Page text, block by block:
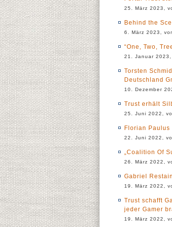
25. März 2023,
Behind the
6. März 2023,
“One, Two,
21. Januar 2023,
Torsten
Deutschland
10. Dezember
Trust erhält
25. Juni 2022,
Florian Paulus
22. Juni 2022,
„Coalition Of
26. März 2022,
Gabriel
19. März 2022,
Trust schafft
jeder Gamer
19. März 2022,